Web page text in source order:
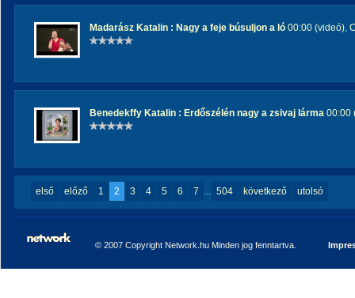
Madarász Katalin : Nagy a feje búsuljon a ló 00:00 (videó),
Benedekffy Katalin : Erdőszélén nagy a zsivaj lárma 00:00
első előző 1 2 3 4 5 6 7 ... 504 következő utolsó
© 2007 Copyright Network.hu Minden jog fenntartva.